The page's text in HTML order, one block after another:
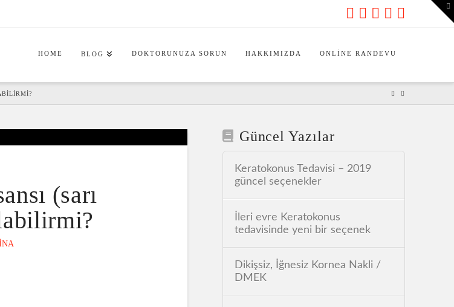
HOME BLOG DOKTORUNUZA SORUN HAKKIMIZDA ONLINE RANDEVU
(sarı
Güncel Yazılar
Keratokonus Tedavisi – 2019
güncel seçenekler
İleri evre Keratokonus
tedavisinde yeni bir seçenek
Dikişsiz, İğnesiz Kornea Nakli /
DMEK